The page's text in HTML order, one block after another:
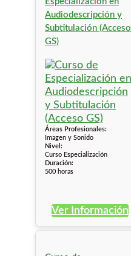
Audiodescripción y
Subtitulación (Acceso
GS)
Áreas Profesionales:
Imagen y Sonido
Nivel:
Curso Especialización
Duración:
500 horas
Ver Información